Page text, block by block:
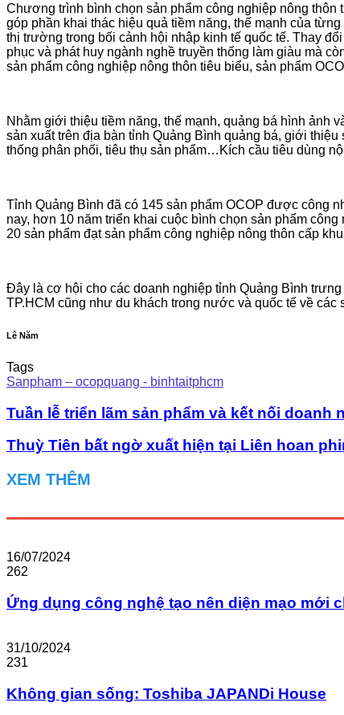
Chương trình bình chọn sản phẩm công nghiệp nông
góp phần khai thác hiệu quả tiềm năng, thế mạnh của
thị trường trong bối cảnh hội nhập kinh tế quốc tế. Thay
phục và phát huy ngành nghề truyền thống làm giàu mà
sản phẩm công nghiệp nông thôn tiêu biểu, sản phẩm
Nhằm giới thiệu tiềm năng, thế mạnh, quảng bá hình
sản xuất trên địa bàn tỉnh Quảng Bình quảng bá, giới
thống phân phối, tiêu thụ sản phẩm…Kích cầu tiêu dùng
Tỉnh Quảng Bình đã có 145 sản phẩm OCOP được công
nay, hơn 10 năm triển khai cuộc bình chọn sản phẩm
20 sản phẩm đạt sản phẩm công nghiệp nông thôn cấp
Đây là cơ hội cho các doanh nghiệp tỉnh Quảng Bình
TP.HCM cũng như du khách trong nước và quốc tế về
Lê Năm
Tags
Sanpham – ocopquang - binhtaitphcm
Tuần lễ triển lãm sản phẩm và kết nối
Thuỳ Tiên bất ngờ xuất hiện tại Liên hoan
XEM THÊM
16/07/2024
262
Ứng dụng công nghệ tạo nên diện mạo mới
31/10/2024
231
Không gian sống: Toshiba JAPANDi House